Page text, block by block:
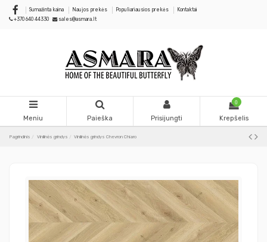
Sumažinta kaina Naujos prekės Populiariausios prekės
Kontaktai
+370 640 44330
sales@asmara.lt
Meniu Paieška Prisijungti
0
Krepšelis
Pagrindinis Vinilinės grindys Vinilinės grindys Chevron Chiaro